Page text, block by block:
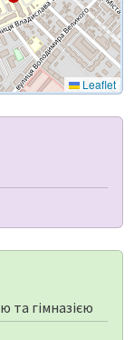
Leaflet
та гімназією